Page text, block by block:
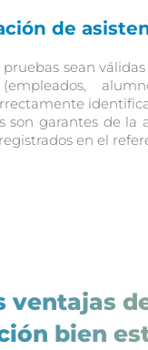
de
sean
son garantes de la
en el
ventajas
bien